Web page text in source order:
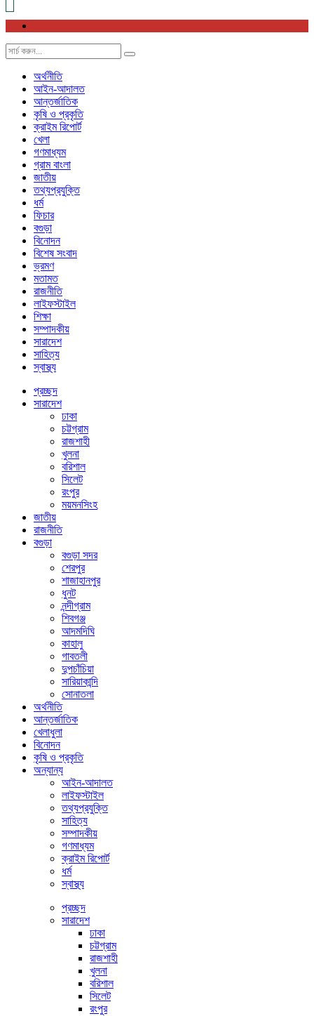
অর্থনীতি
আইন-আদালত
আন্তর্জাতিক
কৃষি ও প্রকৃতি
ক্রাইম রিপোর্ট
খেলা
গণমাধ্যম
গ্রাম বাংলা
জাতীয়
তথ্যপ্রযুক্তি
ধর্ম
ফিচার
বগুড়া
বিনোদন
বিশেষ সংবাদ
ভ্রমণ
মতামত
রাজনীতি
লাইফস্টাইল
শিক্ষা
সম্পাদকীয়
সারাদেশ
সাহিত্য
স্বাস্থ্য
প্রচ্ছদ
সারাদেশ
ঢাকা
চট্টগ্রাম
রাজশাহী
খুলনা
বরিশাল
সিলেট
রংপুর
ময়মনসিংহ
জাতীয়
রাজনীতি
বগুড়া
বগুড়া সদর
শেরপুর
শাজাহানপুর
ধুনট
নন্দীগ্রাম
শিবগঞ্জ
আদমদিঘি
কাহালু
গাবতলী
দুপচাঁচিয়া
সারিয়াকান্দি
সোনাতলা
অর্থনীতি
আন্তর্জাতিক
খেলাধুলা
বিনোদন
কৃষি ও প্রকৃতি
অন্যান্য
আইন-আদালত
লাইফস্টাইল
তথ্যপ্রযুক্তি
সাহিত্য
সম্পাদকীয়
গণমাধ্যম
ক্রাইম রিপোর্ট
ধর্ম
স্বাস্থ্য
প্রচ্ছদ
সারাদেশ
ঢাকা
চট্টগ্রাম
রাজশাহী
খুলনা
বরিশাল
সিলেট
রংপুর